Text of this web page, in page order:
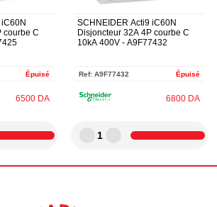
courbe C
Épuisé
6500 DA
SCHNEIDER Acti9 iC60N
Disjoncteur 32A 4P courbe C
10kA 400V - A9F77432
Ref: A9F77432 Épuisé
6800 DA
1